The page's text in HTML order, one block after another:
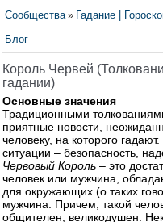
Сообщества » Гадание |
Блог
Король Червей
гадании)
Основные значения
Традиционными
приятные новости,
человеку, на которого
ситуации – безопасность,
Червовый Король – это
человек или мужчина,
для окружающих (о таких
мужчина. Причем, такой
общителен, великодушен.